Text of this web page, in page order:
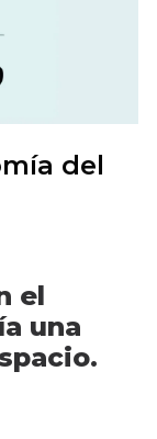
del
el
una